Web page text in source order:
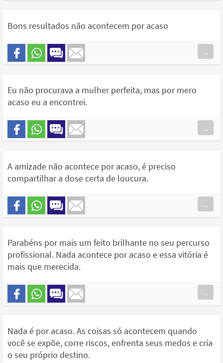
Bons resultados não acontecem por acaso
...
Eu não procurava a mulher perfeita, mas por mero
acaso eu a encontrei.
...
A amizade não acontece por acaso, é preciso
compartilhar a dose certa de loucura.
...
Parabéns por mais um feito brilhante no seu percurso
profissional. Nada acontece por acaso e essa vitória é
mais que merecida.
...
Nada é por acaso. As coisas só acontecem quando
você se expõe, corre riscos, enfrenta seus medos e cria
o seu próprio destino.